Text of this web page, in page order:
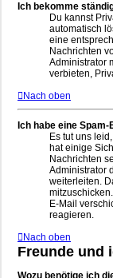
Ich bekomme
Du kannst
automatisch
eine
Nachrichten
Administrator
verbieten,
Nach oben
Ich habe eine
Es tut uns
hat einige
Nachrichten
Administrator
weiterleiten.
E-Mail
reagieren.
Nach oben
Freunde und